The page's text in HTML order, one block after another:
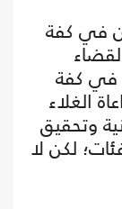
في كفة
في كفة
الغلاء
وتحقيق
لكن لا